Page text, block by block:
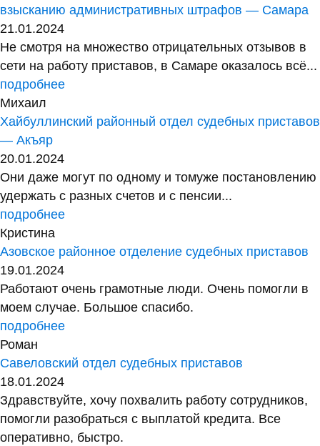
взысканию административных штрафов — Самара
21.01.2024
Не смотря на множество отрицательных отзывов в
сети на работу приставов, в Самаре оказалось всё...
подробнее
Михаил
Хайбуллинский районный отдел судебных приставов
— Акъяр
20.01.2024
Они даже могут по одному и томуже постановлению
удержать с разных счетов и с пенсии...
подробнее
Кристина
Азовское районное отделение судебных приставов
19.01.2024
Работают очень грамотные люди. Очень помогли в
моем случае. Большое спасибо.
подробнее
Роман
Савеловский отдел судебных приставов
18.01.2024
Здравствуйте, хочу похвалить работу сотрудников,
помогли разобраться с выплатой кредита. Все
оперативно, быстро.